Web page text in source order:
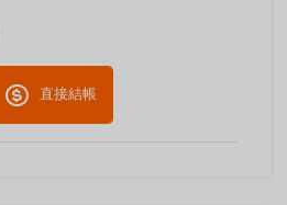
直接結帳